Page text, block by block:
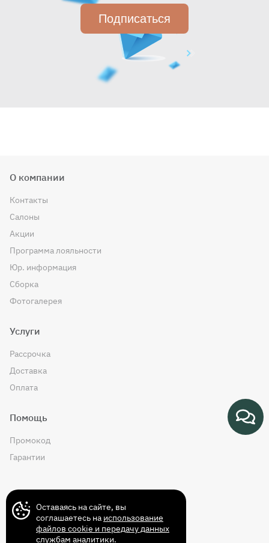
Подписаться
О компании
Контакты
Салоны
Акции
Программа лояльности
Юр. информация
Сборка
Фотогалерея
Услуги
Рассрочка
Доставка
Оплата
Помощь
Промокод
Гарантии
Контакты
Оставаясь на сайте, вы
соглашаетесь на использование
файлов cookie и передачу данных
службам аналитики.